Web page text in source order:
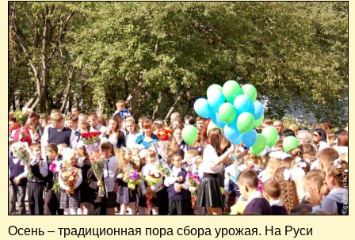
Осень – традиционная пора сбора урожая. На Руси